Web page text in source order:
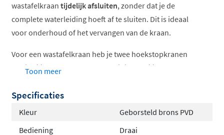
wastafelkraan tijdelijk afsluiten, zonder dat je de
complete waterleiding hoeft af te sluiten. Dit is ideaal
voor onderhoud of het vervangen van de kraan.
Voor een wastafelkraan heb je twee hoekstopkranen
nodig: één voor de koudwaterleiding en één voor de
Perfect te combineren met Clou
accessoires
Toon meer
Specificaties
Kleur
Geborsteld brons PVD
Bediening
Draai